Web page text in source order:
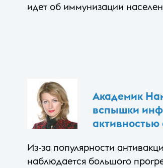
идет об иммунизации
Академик
вспышки
активностью
Из-за популярности
наблюдается большого